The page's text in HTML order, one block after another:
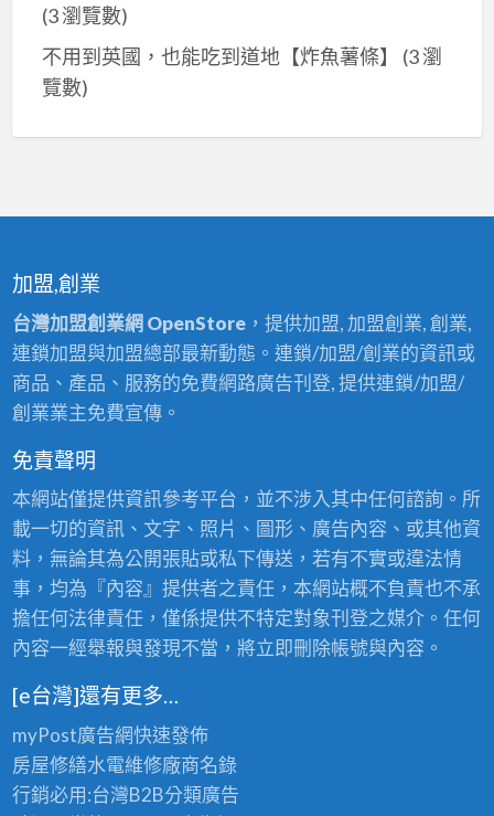
(3 瀏覽數)
不用到英國，也能吃到道地【炸魚薯條】
(3 瀏
覽數)
加盟,創業
台灣加盟創業網 OpenStore，提供加盟, 加盟創業, 創業,
連鎖加盟與加盟總部最新動態。連鎖/加盟/創業的資訊或
商品、產品、服務的免費網路廣告刊登, 提供連鎖/加盟/
創業業主免費宣傳。
免責聲明
本網站僅提供資訊參考平台，並不涉入其中任何諮詢。所
載一切的資訊、文字、照片、圖形、廣告內容、或其他資
料，無論其為公開張貼或私下傳送，若有不實或違法情
事，均為『內容』提供者之責任，本網站概不負責也不承
擔任何法律責任，僅係提供不特定對象刊登之媒介。任何
內容一經舉報與發現不當，將立即刪除帳號與內容。
[e台灣]還有更多…
myPost廣告網快速發佈
房屋修繕水電維修廠商名錄
行銷必用:台灣B2B分類廣告